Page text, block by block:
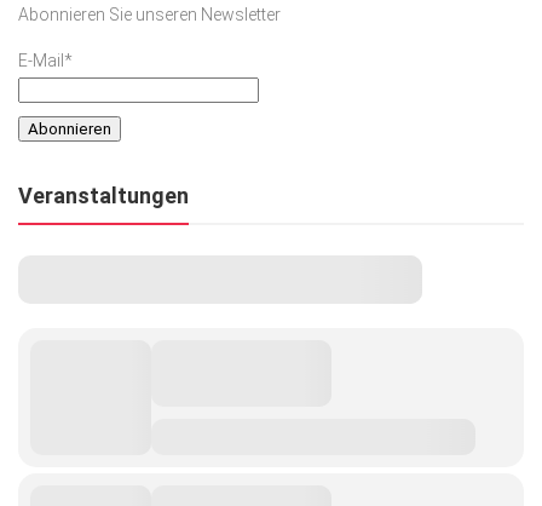
Lifestyle
Ausflug & Reise
Abonnieren Sie unseren Newsletter
E-Mail*
Veranstaltungen